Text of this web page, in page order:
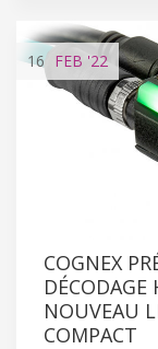
16 FEB '22
COGNEX
NOUVEAU
COMPACT